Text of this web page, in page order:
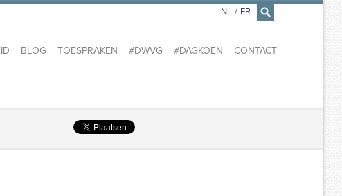
×
BLOG TOESPRAKEN #DWVG #DAGKOEN CONTACT
NL / FR